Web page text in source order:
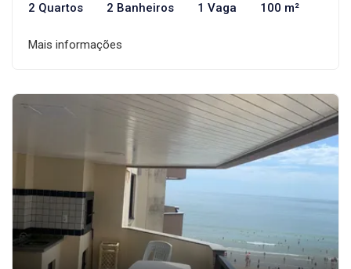
2 Quartos 2 Banheiros 1 Vaga 100 m²
Mais informações